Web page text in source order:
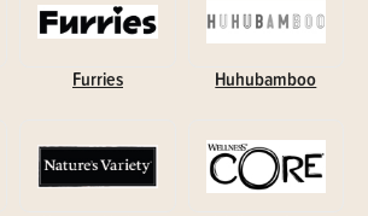
Furries Huhubamboo